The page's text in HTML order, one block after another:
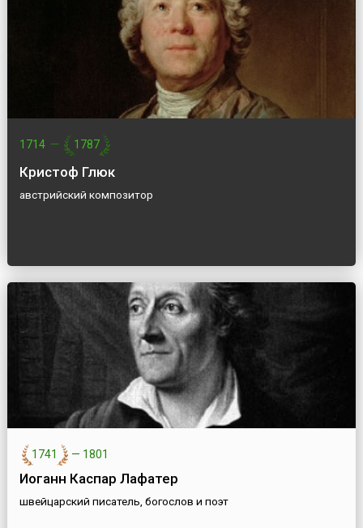
1714 — 1787
Кристоф Глюк
австрийский композитор
1741 — 1801
Иоганн Каспар Лафатер
швейцарский писатель, богослов и поэт